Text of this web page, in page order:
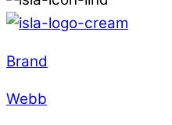
Brand
Webb